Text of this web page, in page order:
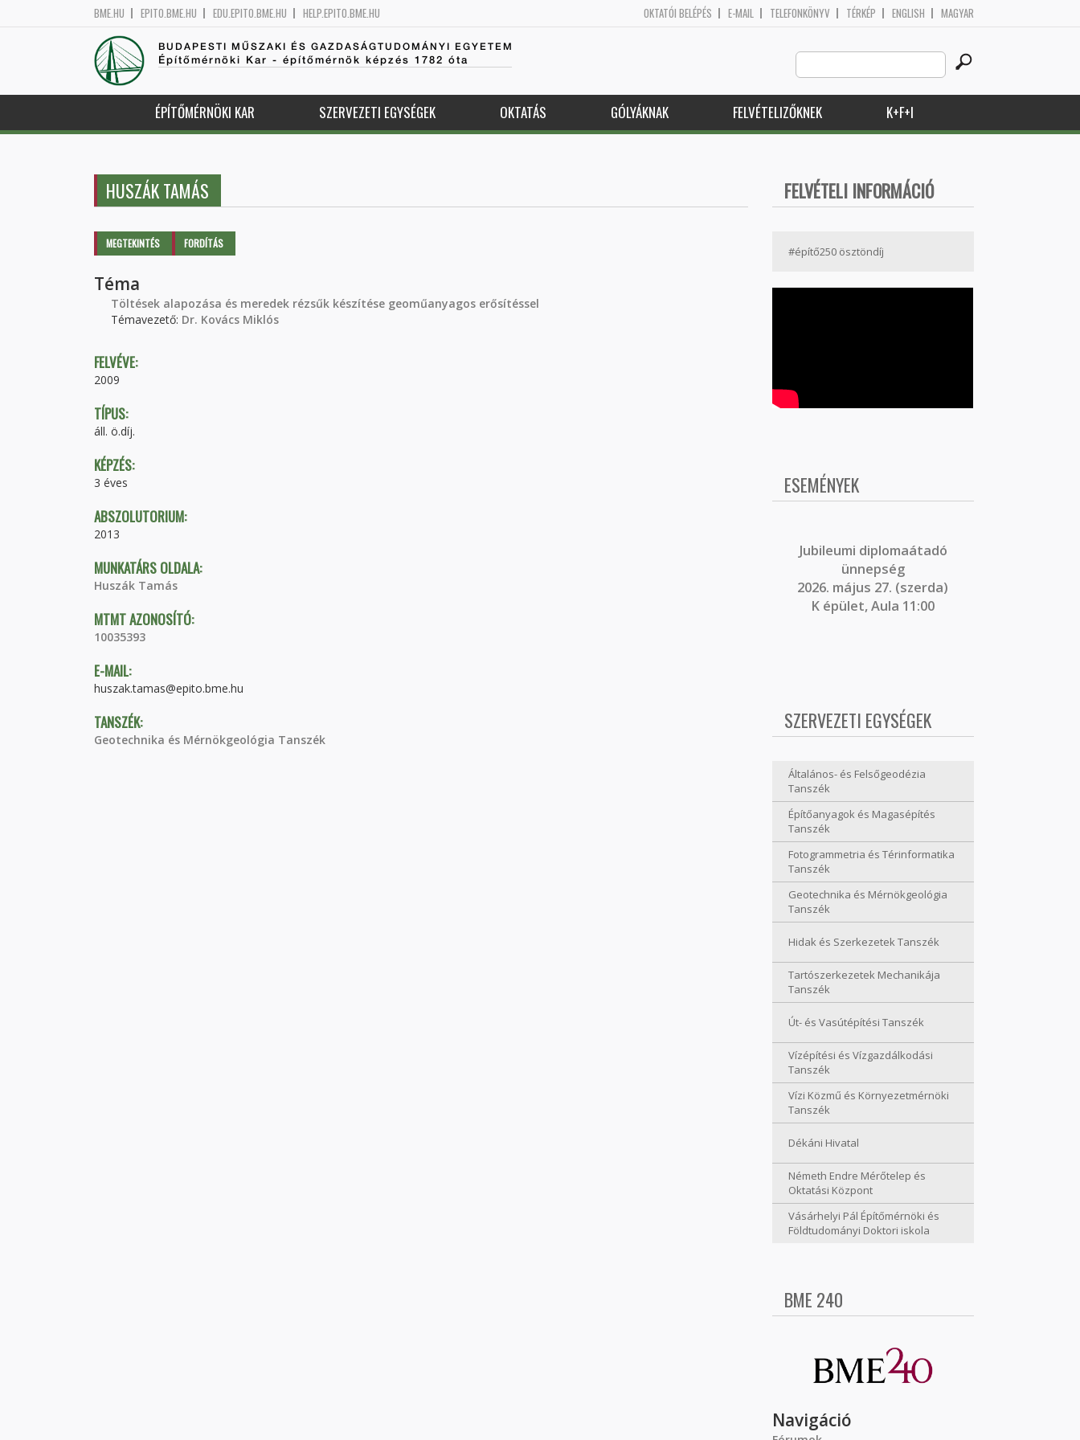
BME.HU EPITO.BME.HU EDU.EPITO.BME.HU HELP.EPITO.BME.HU OKTATÓI BELÉPÉS E-MAIL TELEFONKÖNYV TÉRKÉP ENGLISH MAGYAR
BUDAPESTI MŰSZAKI ÉS GAZDASÁGTUDOMÁNYI EGYETEM
Építőmérnöki Kar - építőmérnök képzés 1782 óta
Search
this
site
ÉPÍTŐMÉRNÖKI KAR SZERVEZETI EGYSÉGEK OKTATÁS GÓLYÁKNAK FELVÉTELIZŐKNEK K+F+I
HUSZÁK TAMÁS
Elsődleges fülek
MEGTEKINTÉS (AKTÍVFORDÍTÁS
Téma
Töltések alapozása és meredek rézsűk készítése geoműanyagos erősítéssel
Témavezető: Dr. Kovács Miklós
FELVÉVE:
2009
TÍPUS:
áll. ö.díj.
KÉPZÉS:
3 éves
ABSZOLUTORIUM:
2013
MUNKATÁRS OLDALA:
Huszák Tamás
MTMT AZONOSÍTÓ:
10035393
E-MAIL:
huszak.tamas@epito.bme.hu
TANSZÉK:
Geotechnika és Mérnökgeológia Tanszék
FELVÉTELI INFORMÁCIÓ
#építő250 ösztöndíj
ESEMÉNYEK
Jubileumi diplomaátadó
ünnepség
2026. május 27. (szerda)
K épület, Aula 11:00
SZERVEZETI EGYSÉGEK
Általános- és Felsőgeodézia
Tanszék
Építőanyagok és Magasépítés
Tanszék
Fotogrammetria és Térinformatika
Tanszék
Geotechnika és Mérnökgeológia
Tanszék
Hidak és Szerkezetek Tanszék
Tartószerkezetek Mechanikája
Tanszék
Út- és Vasútépítési Tanszék
Vízépítési és Vízgazdálkodási
Tanszék
Vízi Közmű és Környezetmérnöki
Tanszék
Dékáni Hivatal
Németh Endre Mérőtelep és
Oktatási Központ
Vásárhelyi Pál Építőmérnöki és
Földtudományi Doktori iskola
BME 240
Navigáció